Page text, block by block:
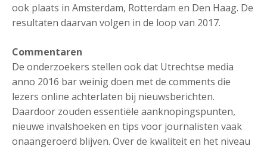
ook plaats in Amsterdam, Rotterdam en Den Haag. De
resultaten daarvan volgen in de loop van 2017.
Commentaren
De onderzoekers stellen ook dat Utrechtse media
anno 2016 bar weinig doen met de comments die
lezers online achterlaten bij nieuwsberichten.
Daardoor zouden essentiële aanknopingspunten,
nieuwe invalshoeken en tips voor journalisten vaak
onaangeroerd blijven. Over de kwaliteit en het niveau